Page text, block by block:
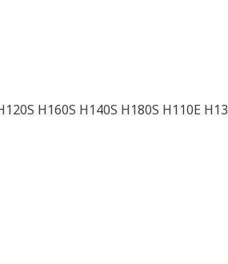
H160S H140S H180S H110E